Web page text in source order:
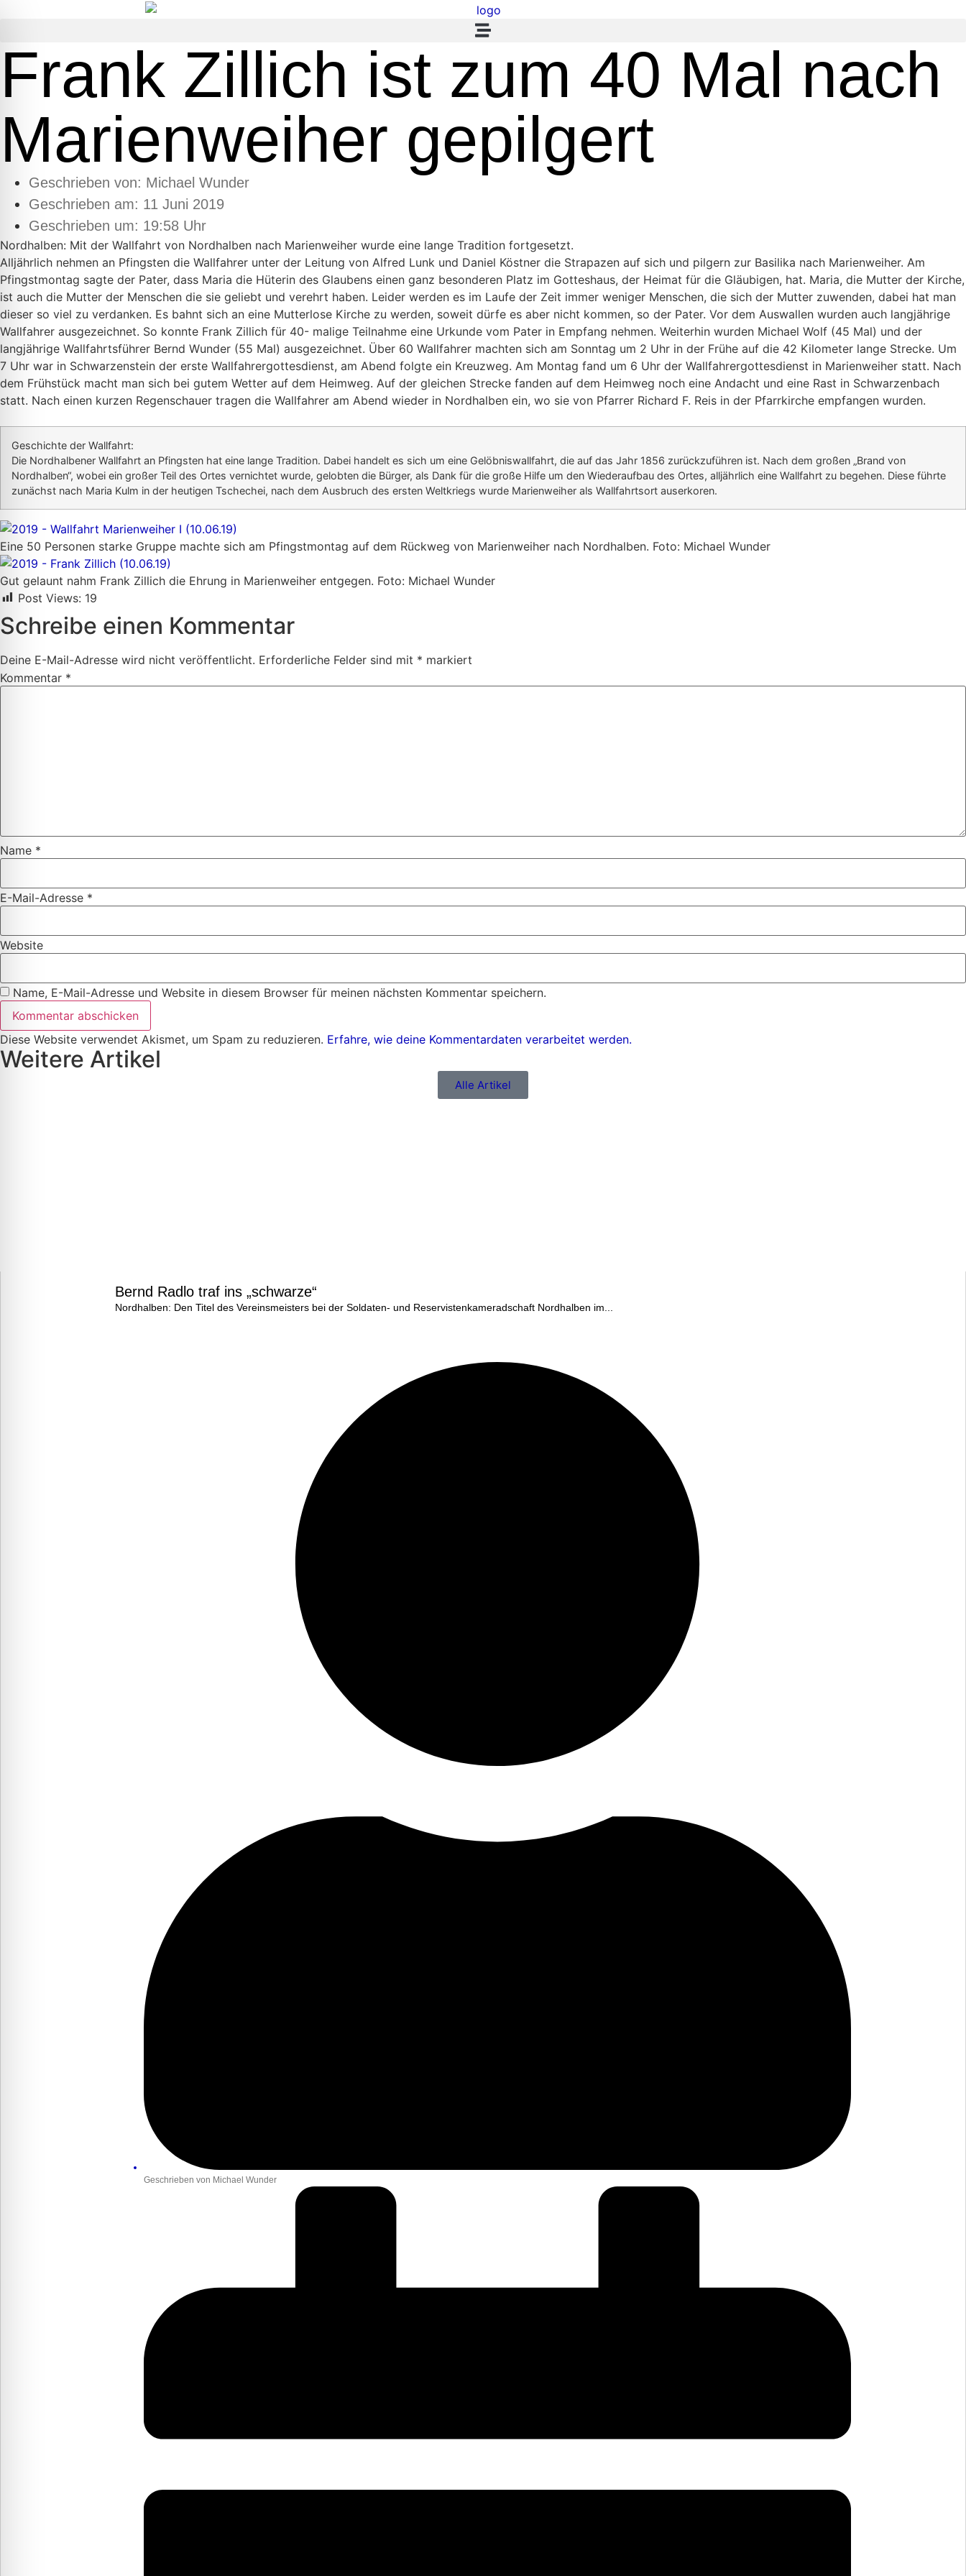
Frank Zillich ist zum 40 Mal nach
Marienweiher gepilgert
Geschrieben von: Michael Wunder
Geschrieben am: 11 Juni 2019
Geschrieben um: 19:58 Uhr
Nordhalben: Mit der Wallfahrt von Nordhalben nach Marienweiher wurde eine lange Tradition fortgesetzt.
Alljährlich nehmen an Pfingsten die Wallfahrer unter der Leitung von Alfred Lunk und Daniel Köstner die Strapazen auf sich und pilgern zur Basilika nach Marienweiher. Am
Pfingstmontag sagte der Pater, dass Maria die Hüterin des Glaubens einen ganz besonderen Platz im Gotteshaus, der Heimat für die Gläubigen, hat. Maria, die Mutter der Kirche,
ist auch die Mutter der Menschen die sie geliebt und verehrt haben. Leider werden es im Laufe der Zeit immer weniger Menschen, die sich der Mutter zuwenden, dabei hat man
dieser so viel zu verdanken. Es bahnt sich an eine Mutterlose Kirche zu werden, soweit dürfe es aber nicht kommen, so der Pater. Vor dem Auswallen wurden auch langjährige
Wallfahrer ausgezeichnet. So konnte Frank Zillich für 40- malige Teilnahme eine Urkunde vom Pater in Empfang nehmen. Weiterhin wurden Michael Wolf (45 Mal) und der
langjährige Wallfahrtsführer Bernd Wunder (55 Mal) ausgezeichnet. Über 60 Wallfahrer machten sich am Sonntag um 2 Uhr in der Frühe auf die 42 Kilometer lange Strecke. Um
7 Uhr war in Schwarzenstein der erste Wallfahrergottesdienst, am Abend folgte ein Kreuzweg. Am Montag fand um 6 Uhr der Wallfahrergottesdienst in Marienweiher statt. Nach
dem Frühstück macht man sich bei gutem Wetter auf dem Heimweg. Auf der gleichen Strecke fanden auf dem Heimweg noch eine Andacht und eine Rast in Schwarzenbach
statt. Nach einen kurzen Regenschauer tragen die Wallfahrer am Abend wieder in Nordhalben ein, wo sie von Pfarrer Richard F. Reis in der Pfarrkirche empfangen wurden.
Geschichte der Wallfahrt:
Die Nordhalbener Wallfahrt an Pfingsten hat eine lange Tradition. Dabei handelt es sich um eine Gelöbniswallfahrt, die auf das Jahr 1856 zurückzuführen ist. Nach dem großen „Brand von
Nordhalben“, wobei ein großer Teil des Ortes vernichtet wurde, gelobten die Bürger, als Dank für die große Hilfe um den Wiederaufbau des Ortes, alljährlich eine Wallfahrt zu begehen. Diese führte
zunächst nach Maria Kulm in der heutigen Tschechei, nach dem Ausbruch des ersten Weltkriegs wurde Marienweiher als Wallfahrtsort auserkoren.
Eine 50 Personen starke Gruppe machte sich am Pfingstmontag auf dem Rückweg von Marienweiher nach Nordhalben. Foto: Michael Wunder
Gut gelaunt nahm Frank Zillich die Ehrung in Marienweiher entgegen. Foto: Michael Wunder
Post Views: 19
Schreibe einen Kommentar
Deine E-Mail-Adresse wird nicht veröffentlicht. Erforderliche Felder sind mit * markiert
Kommentar *
Name *
E-Mail-Adresse *
Website
Name, E-Mail-Adresse und Website in diesem Browser für meinen nächsten Kommentar speichern.
Diese Website verwendet Akismet, um Spam zu reduzieren. Erfahre, wie deine Kommentardaten verarbeitet werden.
Weitere Artikel
Alle Artikel
Bernd Radlo traf ins „schwarze“
Nordhalben: Den Titel des Vereinsmeisters bei der Soldaten- und Reservistenkameradschaft Nordhalben im...
Geschrieben von Michael Wunder